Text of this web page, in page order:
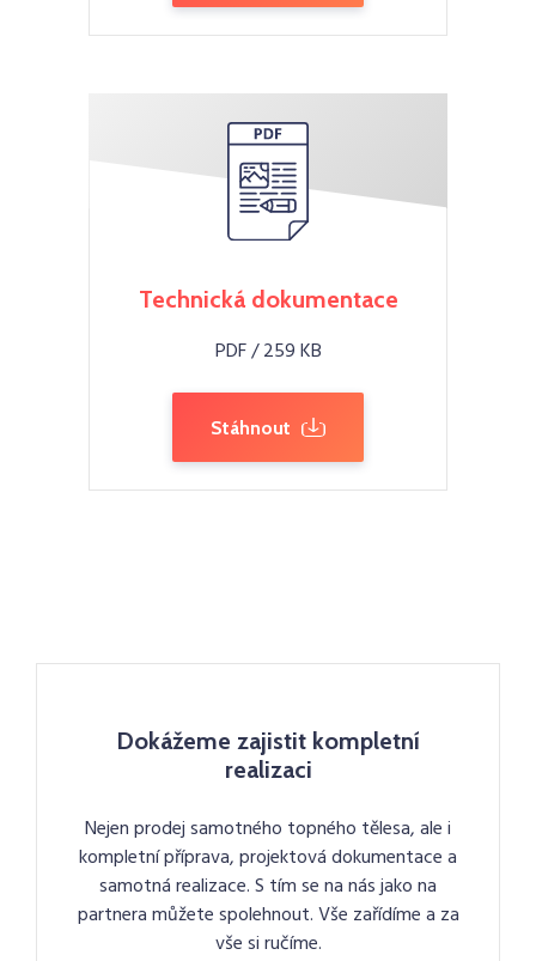
Technická dokumentace
PDF / 259 KB
Stáhnout
Dokážeme zajistit kompletní
realizaci
Nejen prodej samotného topného tělesa, ale i
kompletní příprava, projektová dokumentace a
samotná realizace. S tím se na nás jako na
partnera můžete spolehnout. Vše zařídíme a za
vše si ručíme.